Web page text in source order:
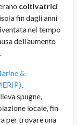
coltivatrici
fin dagli anni
nel tempo
dell’aumento
&
,
spugne,
locale, fin
per trovare una